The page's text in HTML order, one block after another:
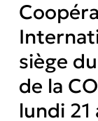
siège
de la
lundi 21